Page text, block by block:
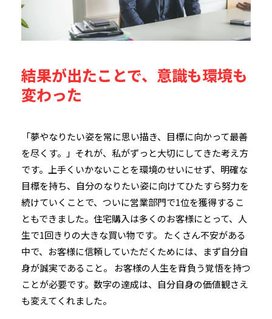
結果が出たことで、意識も環境も
変わった
「夢やなりたい姿を常に思い描き、目標に向かって最善
を尽くす。」それが、私がずっと大切にしてきた考え方
です。上手くいかないことを環境のせいにせず、明確な
目標を持ち、自分のなりたい姿に向けてひたすら努力を
続けていくことで、ついに営業部門で1位を獲得するこ
ともできました。住宅購入は多くのお客様にとって、人
生で1回きりの大きな買い物です。 たくさん不安がある
中で、お客様に信頼していただくためには、まず自分自
身が誠実であること。 お客様の人生を背負う覚悟を持つ
ことが必要です。数字の達成は、自分自身の価値観さえ
も変えてくれました。